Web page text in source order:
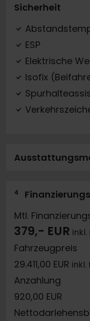
Sicherheit
ESP
Elektrische
Isofix
4
Mtl.
379,- EUR inkl.
Fahrzeugpreis
29.411,00 EUR inkl.
Anzahlung
920,00 EUR